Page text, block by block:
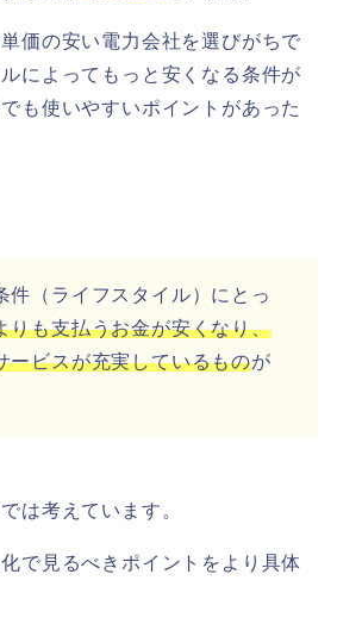
価の安い電力会社を選びがちで
によってもっと安くなる条件が
も使いやすいポイントがあった
件（ライフスタイル）にとっ
りも支払うお金が安くなり、
ービスが充実しているものが
は考えています。
で見るべきポイントをより具体